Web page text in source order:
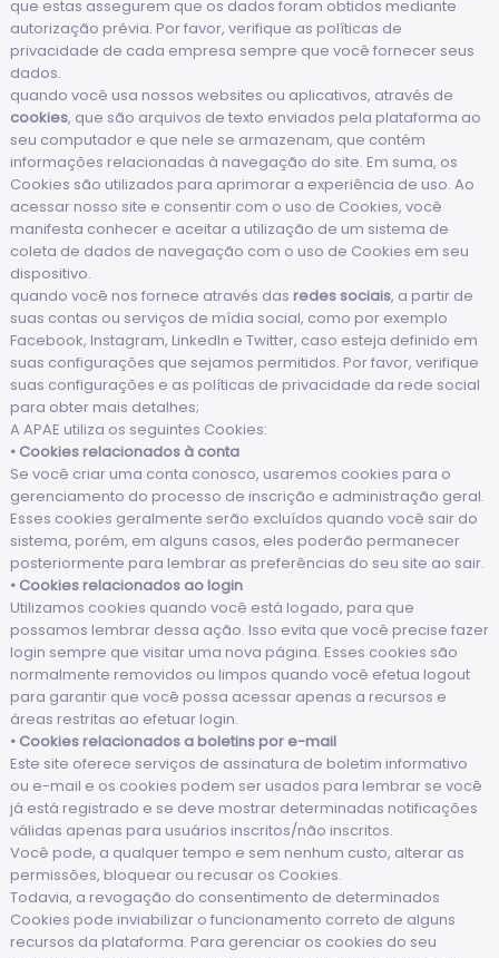
que estas assegurem que os dados foram obtidos mediante
autorização prévia. Por favor, verifique as políticas de
privacidade de cada empresa sempre que você fornecer seus
dados.
quando você usa nossos websites ou aplicativos, através de
cookies, que são arquivos de texto enviados pela plataforma ao
seu computador e que nele se armazenam, que contém
informações relacionadas à navegação do site. Em suma, os
Cookies são utilizados para aprimorar a experiência de uso. Ao
acessar nosso site e consentir com o uso de Cookies, você
manifesta conhecer e aceitar a utilização de um sistema de
coleta de dados de navegação com o uso de Cookies em seu
dispositivo.
quando você nos fornece através das redes sociais, a partir de
suas contas ou serviços de mídia social, como por exemplo
Facebook, Instagram, LinkedIn e Twitter, caso esteja definido em
suas configurações que sejamos permitidos. Por favor, verifique
suas configurações e as políticas de privacidade da rede social
para obter mais detalhes;
A APAE utiliza os seguintes Cookies:
• Cookies relacionados à conta
Se você criar uma conta conosco, usaremos cookies para o
gerenciamento do processo de inscrição e administração geral.
Esses cookies geralmente serão excluídos quando você sair do
sistema, porém, em alguns casos, eles poderão permanecer
posteriormente para lembrar as preferências do seu site ao sair.
• Cookies relacionados ao login
Utilizamos cookies quando você está logado, para que
possamos lembrar dessa ação. Isso evita que você precise fazer
login sempre que visitar uma nova página. Esses cookies são
normalmente removidos ou limpos quando você efetua logout
para garantir que você possa acessar apenas a recursos e
áreas restritas ao efetuar login.
• Cookies relacionados a boletins por e-mail
Este site oferece serviços de assinatura de boletim informativo
ou e-mail e os cookies podem ser usados para lembrar se você
já está registrado e se deve mostrar determinadas notificações
válidas apenas para usuários inscritos/não inscritos.
Você pode, a qualquer tempo e sem nenhum custo, alterar as
permissões, bloquear ou recusar os Cookies.
Todavia, a revogação do consentimento de determinados
Cookies pode inviabilizar o funcionamento correto de alguns
recursos da plataforma. Para gerenciar os cookies do seu